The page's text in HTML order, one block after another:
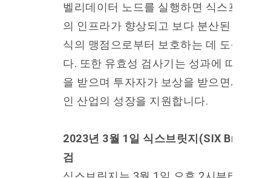
벨리데이터 노드를 실행하면 식스프로토
의 인프라가 향상되고 보다 분산된 합의 방
식의 맹점으로부터 보호하는 데 도움이 됩
다. 또한 유효성 검사기는 성과에 따라 보
을 받으며 투자자가 보상을 받으면서 블록
인 산업의 성장을 지원합니다.
2023년 3월 1일 식스브릿지(SIX Bridge)
검